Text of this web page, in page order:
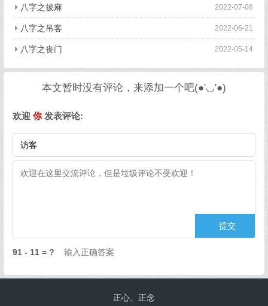
2022-07-08
八字之披麻
2022-06-21
八字之吊客
2022-05-14
八字之丧门
本文暂时没有评论，来添加一个吧(●'◡'●)
欢迎 你发表评论:
91 - 11 = ?
正心、正念